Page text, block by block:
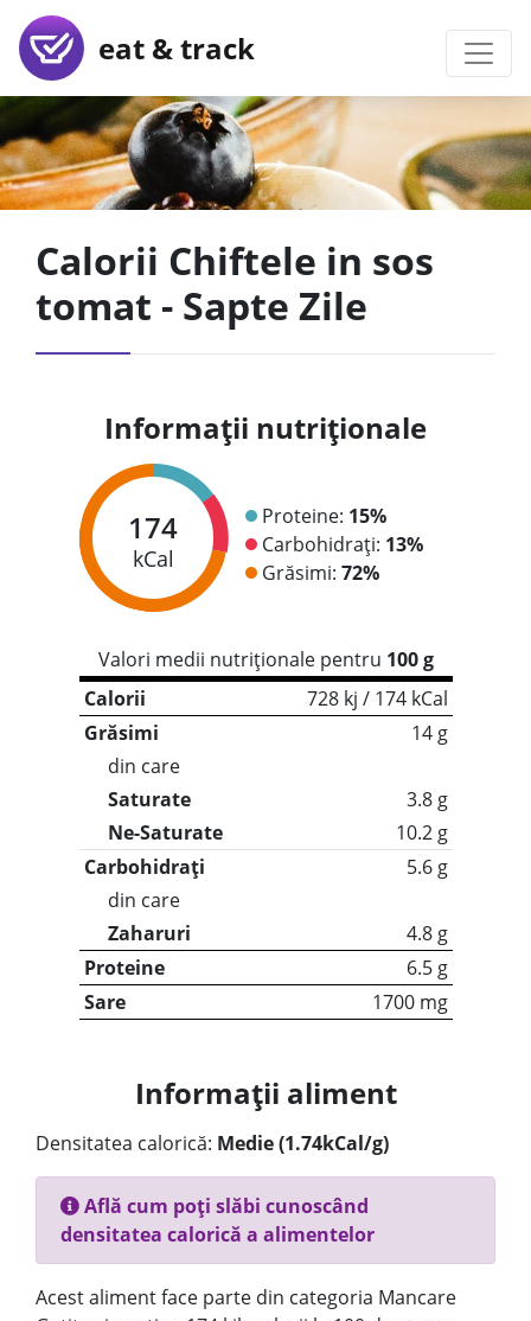
eat & track
Calorii Chiftele in sos
tomat - Sapte Zile
Informații nutriționale
174
kCal
Proteine: 15%
Carbohidrați: 13%
Grăsimi: 72%
Valori medii nutriționale pentru 100 g
Calorii
728 kj / 174 kCal
Grăsimi
14 g
din care
Saturate
3.8 g
Ne-Saturate
10.2 g
Carbohidrați
5.6 g
din care
Zaharuri
4.8 g
Proteine
6.5 g
Sare
1700 mg
Informații aliment
Densitatea calorică: Medie (1.74kCal/g)
Află cum poți slăbi cunoscând
densitatea calorică a alimentelor
Acest aliment face parte din categoria Mancare